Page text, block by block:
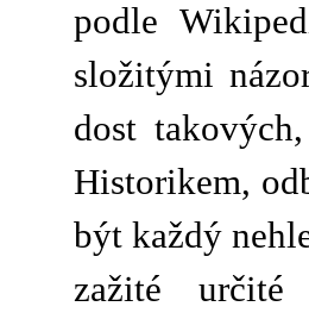
podle
složitými
dost
Historikem,
být každý
zažité